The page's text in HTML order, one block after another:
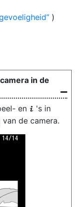
)
in de
en i 's in
de camera.